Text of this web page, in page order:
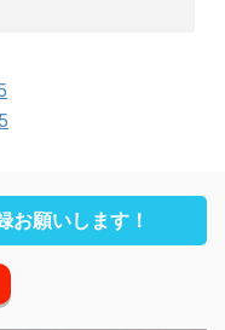
願いします！